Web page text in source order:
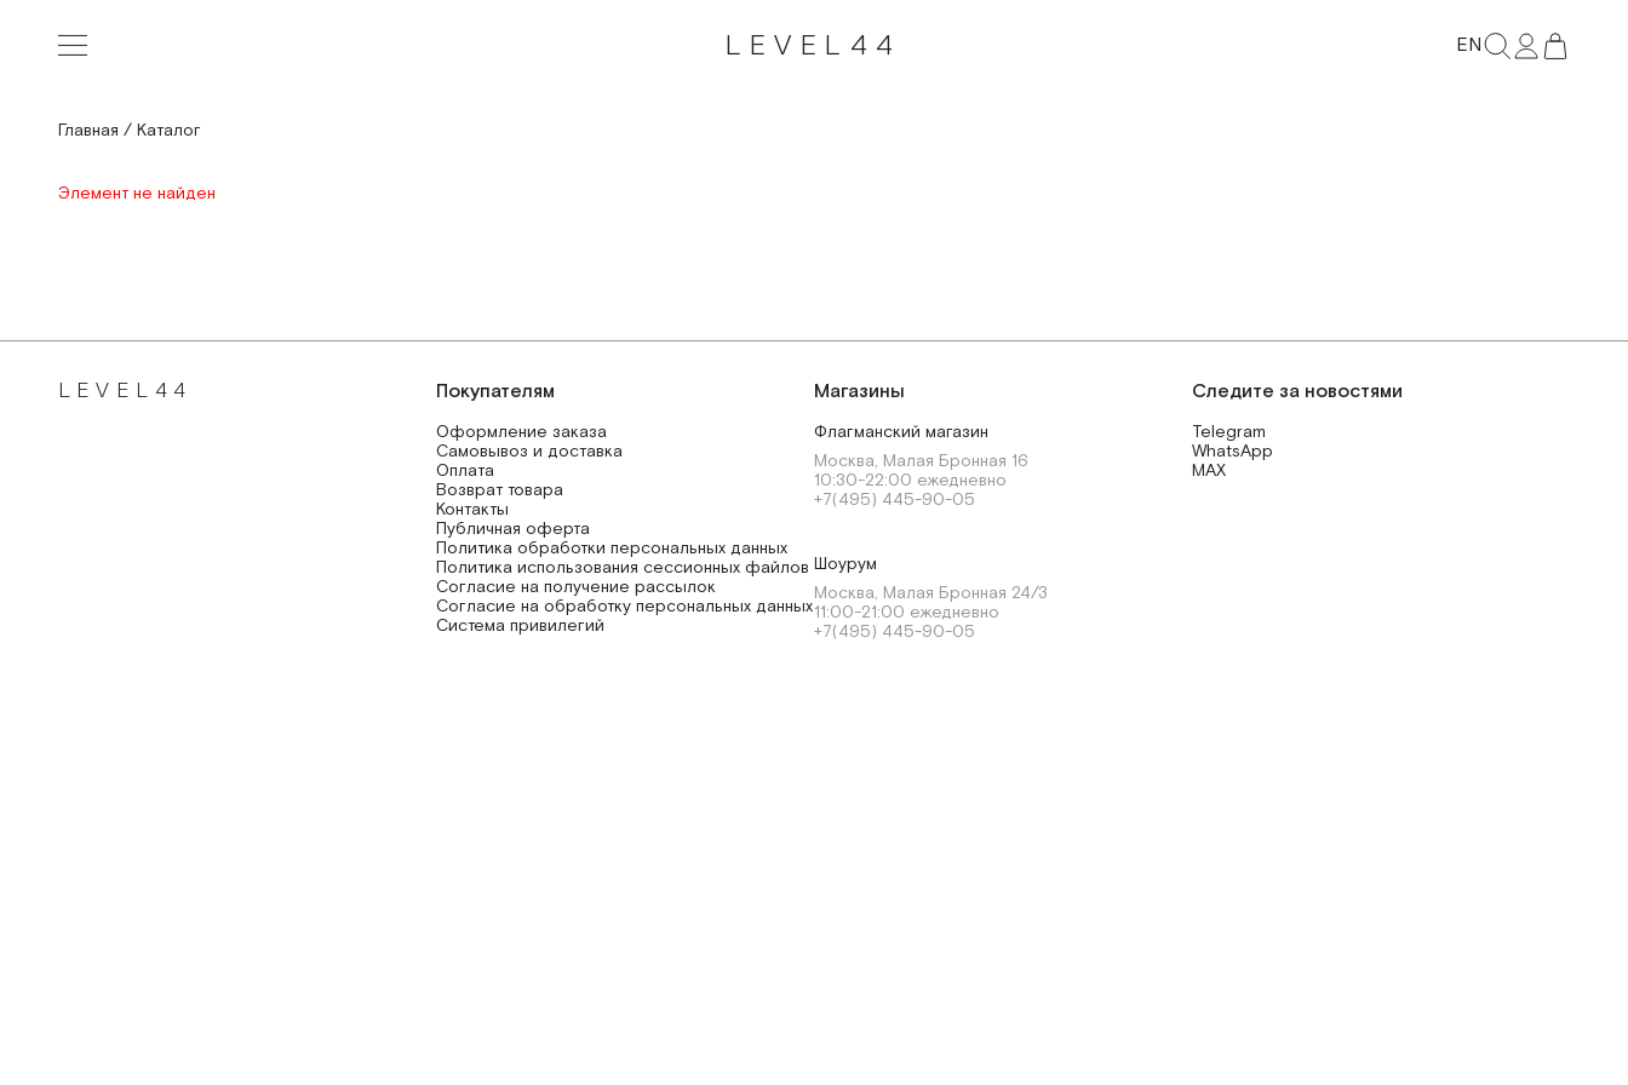
LEVEL44 EN
Главная / Каталог
Элемент не найден
Следите за новостями
Telegram
WhatsApp
MAX
Магазины
Флагманский магазин
Москва, Малая Бронная 16
10:30-22:00 ежедневно
+7(495) 445-90-05
Шоурум
Москва, Малая Бронная 24/3
11:00-21:00 ежедневно
+7(495) 445-90-05
Покупателям
Оформление заказа
Самовывоз и доставка
Оплата
Возврат товара
Контакты
Публичная оферта
Политика обработки персональных данных
Политика использования сессионных файлов
Согласие на получение рассылок
Согласие на обработку персональных данных
Система привилегий
LEVEL44